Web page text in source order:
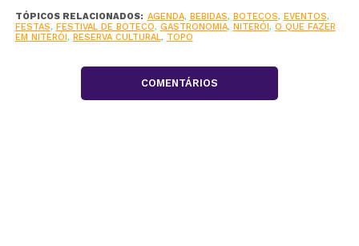
TÓPICOS RELACIONADOS: AGENDA, BEBIDAS, BOTECOS, EVENTOS,
FESTAS, FESTIVAL DE BOTECO, GASTRONOMIA, NITERÓI , O QUE FAZER
EM NITERÓI , RESERVA CULTURAL, TOPO
COMENTÁRIOS